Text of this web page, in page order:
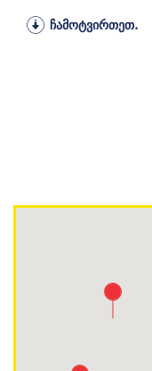
ჩამოტვირთეთ.